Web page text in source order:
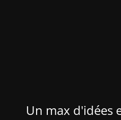
Un max d'idées